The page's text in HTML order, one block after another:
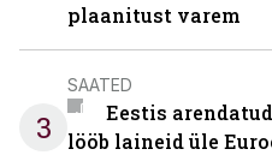
plaanitust varem
3
SAATED
Eestis
lööb laineid üle